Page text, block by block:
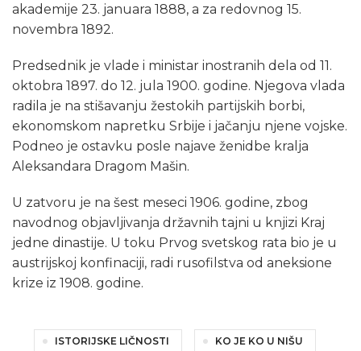
akademije 23. januara 1888, a za redovnog 15.
novembra 1892.
Predsednik je vlade i ministar inostranih dela od 11.
oktobra 1897. do 12. jula 1900. godine. Njegova vlada
radila je na stišavanju žestokih partijskih borbi,
ekonomskom napretku Srbije i jačanju njene vojske.
Podneo je ostavku posle najave ženidbe kralja
Aleksandara Dragom Mašin.
U zatvoru je na šest meseci 1906. godine, zbog
navodnog objavljivanja državnih tajni u knjizi Kraj
jedne dinastije. U toku Prvog svetskog rata bio je u
austrijskoj konfinaciji, radi rusofilstva od aneksione
krize iz 1908. godine.
ISTORIJSKE LIČNOSTI KO JE KO U NIŠU